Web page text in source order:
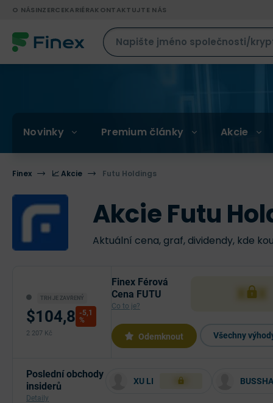
O NÁSINZERCEKARIÉRAKONTAKTUJTE NÁS
Novinky Premium články Akcie
Finex 📈 Akcie Futu Holdings
Akcie Futu
Aktuální cena, graf, dividendy, kde
TRH JE ZAVŘENÝ
$104,8 -5,1
%
2 207 Kč
Finex Férová
Cena FUTU
Co to je?
XXX
Odemknout Všechny
Poslední obchody
insiderů
Detaily
XU LI XXX